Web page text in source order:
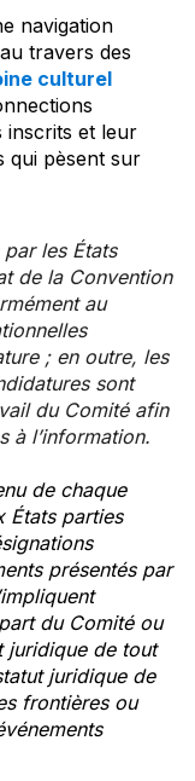
navigation
travers des
culturel
inscrits et leur
qui pèsent sur
les États
de la Convention
au
; en outre, les
sont
du Comité afin
à l’information.
de chaque
États parties
présentés par
du Comité ou
juridique de tout
juridique de
frontières ou